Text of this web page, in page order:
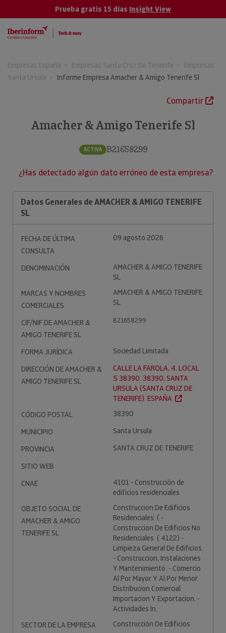
Prueba gratis 15 días Insight View
Empresas España Empresas Santa Cruz De Tenerife
Empresas
Santa Ursula
Informe Empresa Amacher & Amigo Tenerife Sl
Compartir
Amacher & Amigo Tenerife Sl
ACTIVA B21658299
¿Has detectado algún dato erróneo de esta empresa?
Datos Generales de AMACHER & AMIGO TENERIFE
SL
FECHA DE ÚLTIMA
CONSULTA
09 agosto 2026
DENOMINACIÓN
AMACHER & AMIGO TENERIFE
SL
MARCAS Y NOMBRES
COMERCIALES
AMACHER & AMIGO TENERIFE
SL
CIF/NIF DE AMACHER &
AMIGO TENERIFE SL
B21658299
FORMA JURÍDICA
Sociedad Limitada
DIRECCIÓN DE AMACHER &
AMIGO TENERIFE SL
CALLE LA FAROLA, 4, LOCAL
5 38390. 38390, SANTA
URSULA (SANTA CRUZ DE
TENERIFE). ESPAÑA.
CÓDIGO POSTAL
38390
MUNICIPIO
Santa Ursula
PROVINCIA
SANTA CRUZ DE TENERIFE
SITIO WEB
CNAE
4101 - Construcción de
edificios residenciales
OBJETO SOCIAL DE
AMACHER & AMIGO
TENERIFE SL
Construccion De Edificios
Residenciales. ( -
Construccion De Edificios No
Residenciales. ( 4122) -
Limpieza General De Edificios.
- Construccion, Instalaciones
Y Mantenimiento. - Comercio
Al Por Mayor Y Al Por Menor.
Distribucion Comercial.
Importacion Y Exportacion. -
Actividades In.
SECTOR DE LA EMPRESA
Construcción De Edificios